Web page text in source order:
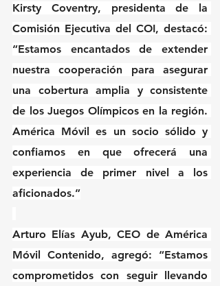
Kirsty Coventry, presidenta de la
Comisión Ejecutiva del COI, destacó:
“Estamos encantados de extender
nuestra cooperación para asegurar
una cobertura amplia y consistente
de los Juegos Olímpicos en la región.
América Móvil es un socio sólido y
confiamos en que ofrecerá una
experiencia de primer nivel a los
aficionados.”
Arturo Elías Ayub, CEO de América
Móvil Contenido, agregó: “Estamos
comprometidos con seguir llevando